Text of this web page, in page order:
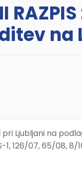
na
pri Ljubljani na
126/07, 65/08,